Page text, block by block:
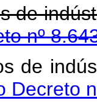
de
nº
de
Decreto